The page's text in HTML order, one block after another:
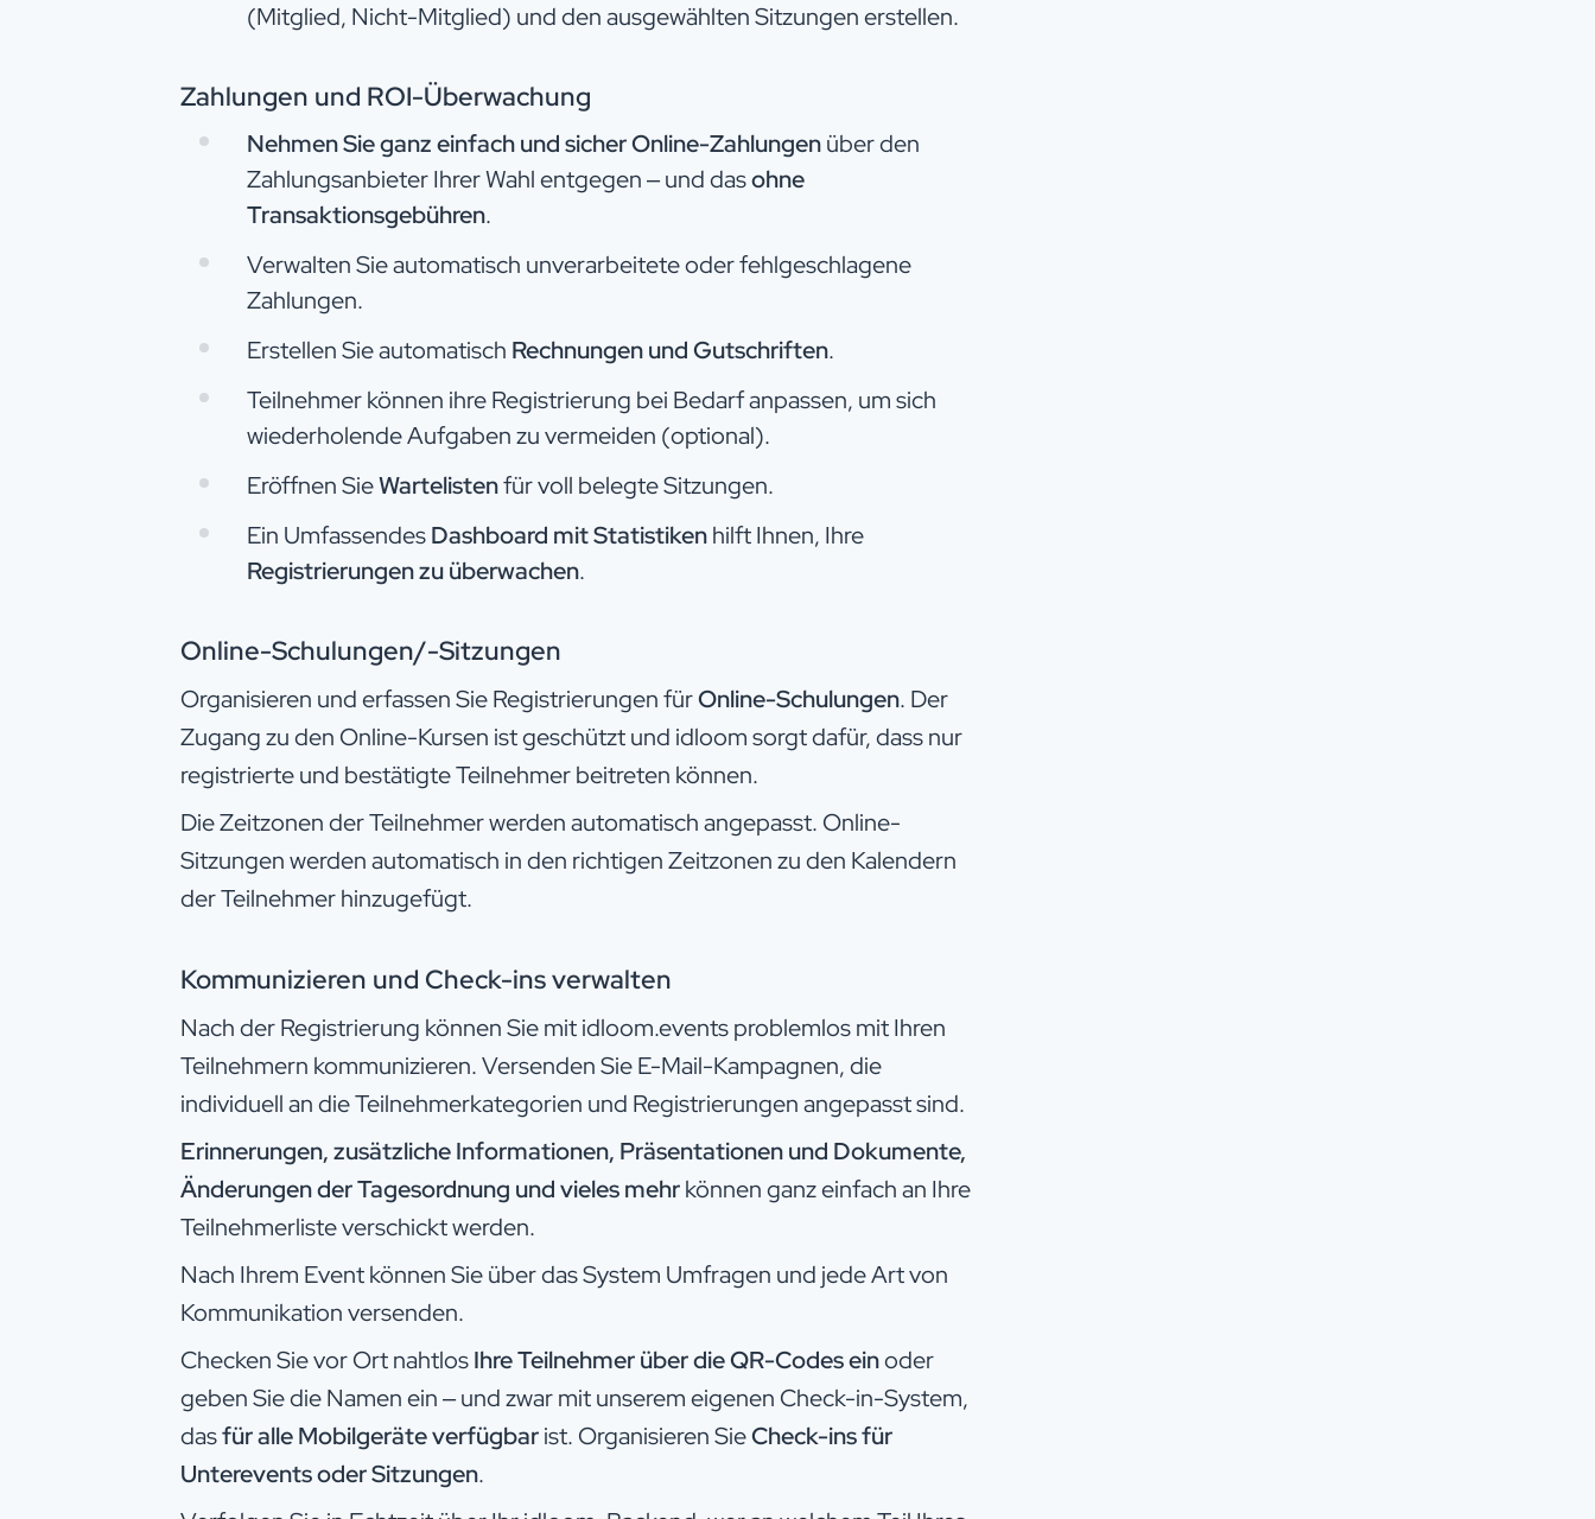
(Mitglied, Nicht-Mitglied) und den ausgewählten Sitzungen erstellen.
Zahlungen und ROI-Überwachung
Nehmen Sie ganz einfach und sicher Online-Zahlungenüber den
Zahlungsanbieter Ihrer Wahl entgegen – und dasohne
Transaktionsgebühren.
Verwalten Sie automatisch unverarbeitete oder fehlgeschlagene
Zahlungen.​
Erstellen Sie automatisch Rechnungen und Gutschriften.​
Teilnehmer können ihre Registrierung bei Bedarf anpassen, um sich
wiederholende Aufgaben zu vermeiden (optional).
Eröffnen SieWartelistenfür voll belegte Sitzungen.​
Ein UmfassendesDashboard mit Statistikenhilft Ihnen, Ihre
Registrierungen zu überwachen.
Online-Schulungen/-Sitzungen
Organisieren und erfassen Sie Registrierungen fürOnline-Schulungen. Der
Zugang zu den Online-Kursen ist geschützt und idloom sorgt dafür, dass nur
registrierte und bestätigte Teilnehmer beitreten können.
Die Zeitzonen der Teilnehmer werden automatisch angepasst. Online-
Sitzungen werden automatisch in den richtigen Zeitzonen zu den Kalendern
der Teilnehmer hinzugefügt.
Kommunizieren und Check-ins verwalten​
Nach der Registrierung können Sie mit idloom.events problemlos mit Ihren
Teilnehmern kommunizieren. Versenden Sie E-Mail-Kampagnen, die
individuell an die Teilnehmerkategorien und Registrierungen angepasst sind.
Erinnerungen, zusätzliche Informationen, Präsentationen und Dokumente,
Änderungen der Tagesordnung und vieles mehrkönnen ganz einfach an Ihre
Teilnehmerliste verschickt werden.
Nach Ihrem Event können Sie über das System Umfragen und jede Art von
Kommunikation versenden.
Checken Sie vor Ort nahtlosIhre Teilnehmer über die QR-Codes einoder
geben Sie die Namen ein – und zwar mit unserem eigenen Check-in-System,
dasfür alle Mobilgeräte verfügbarist. Organisieren SieCheck-ins für
Unterevents oder Sitzungen.